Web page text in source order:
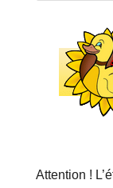
Attention !